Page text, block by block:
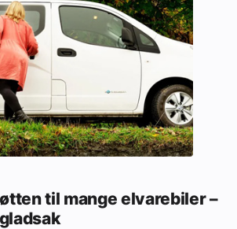
til mange elvarebiler –